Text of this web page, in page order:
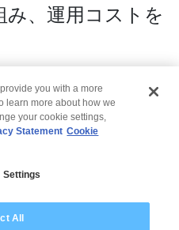
み、運用コストを
Wipro
Privacy
you with a more
learn more about how we
your cookie settings,
Statement Cookie
Settings
All